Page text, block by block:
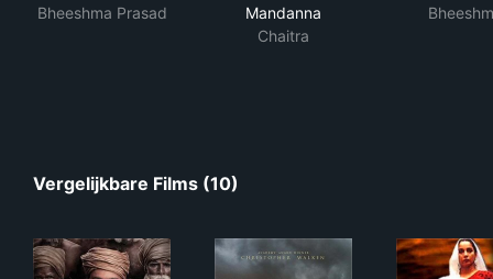
Bheeshma Prasad
Mandanna
Chaitra
Vergelijkbare Films (10)